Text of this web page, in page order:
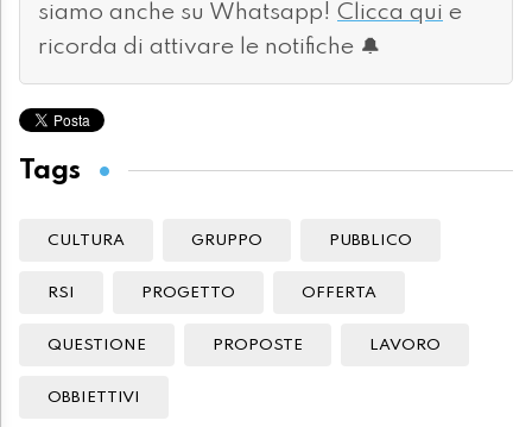
siamo anche su Whatsapp! Clicca qui e
ricorda di attivare le notifiche 🔔
Tags
CULTURA GRUPPO PUBBLICO
RSI PROGETTO OFFERTA
QUESTIONE PROPOSTE LAVORO
OBBIETTIVI